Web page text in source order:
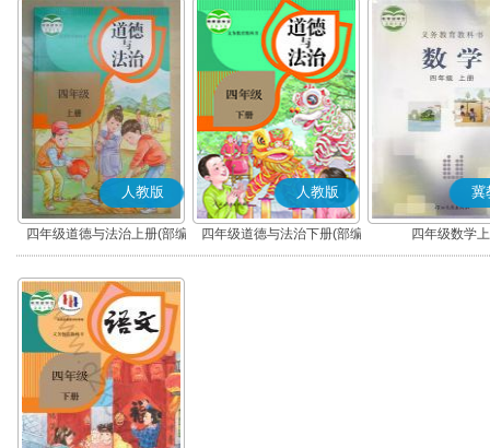
人教版
四年级道德与法治上册(部编
版)
人教版
四年级道德与法治下册(部编
版)
冀
四年级数学